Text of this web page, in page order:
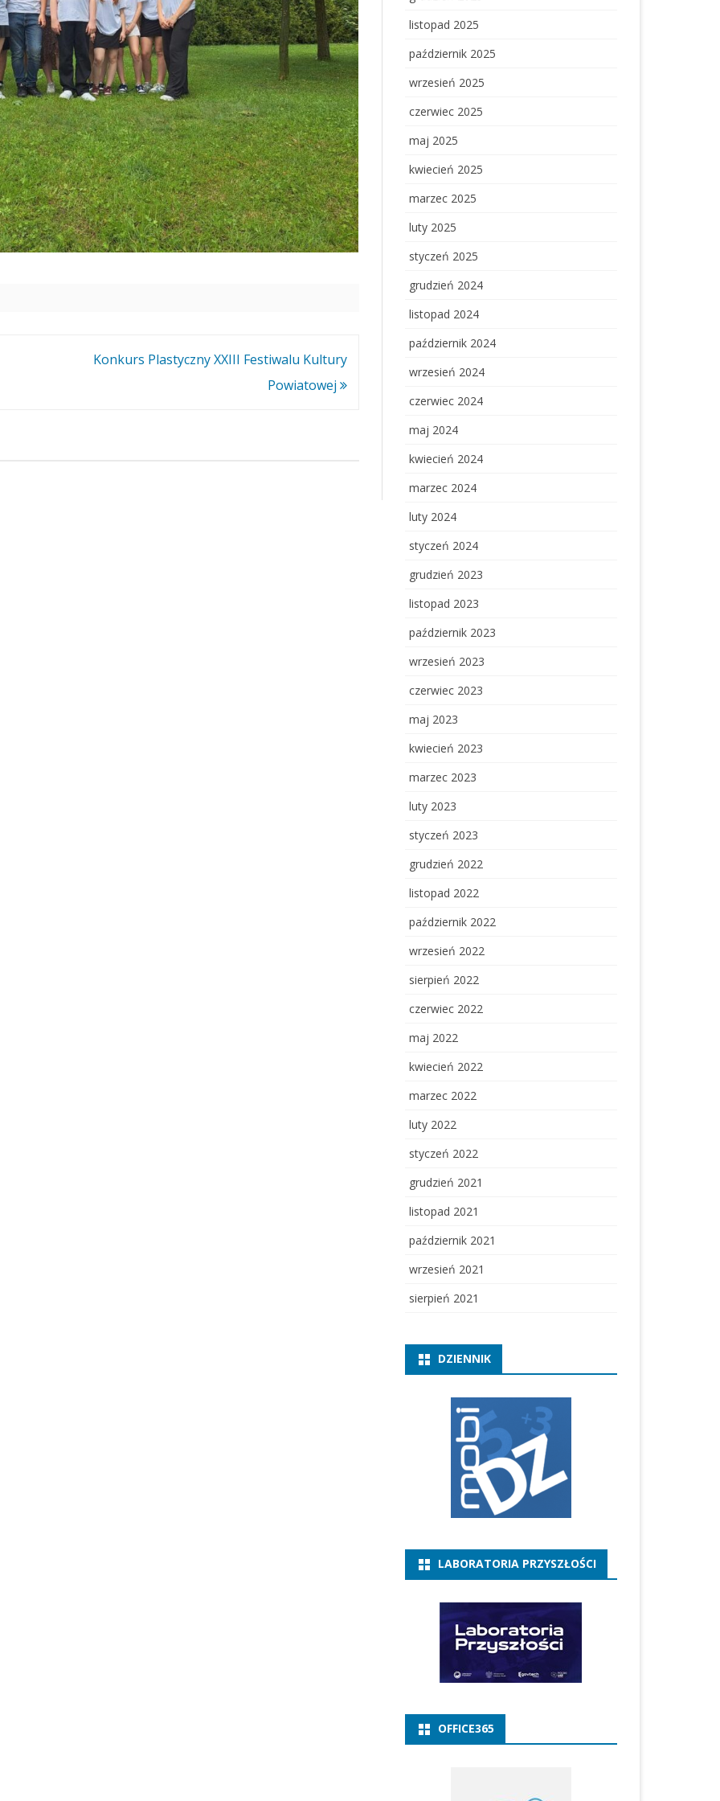
W
INFORMACJA O WYNIKACH
NABORU NA WOLNE
STANOWISKO URZĘDNICZE
GŁÓWNEGO KSIĘGOWEGO
Konkurs Plastyczny XXIII Festiwalu Kultury
Powiatowej
listopad 2025
październik 2025
wrzesień 2025
czerwiec 2025
maj 2025
kwiecień 2025
marzec 2025
luty 2025
styczeń 2025
grudzień 2024
listopad 2024
październik 2024
wrzesień 2024
czerwiec 2024
maj 2024
kwiecień 2024
marzec 2024
luty 2024
styczeń 2024
grudzień 2023
listopad 2023
październik 2023
wrzesień 2023
czerwiec 2023
maj 2023
kwiecień 2023
marzec 2023
luty 2023
styczeń 2023
grudzień 2022
listopad 2022
październik 2022
wrzesień 2022
sierpień 2022
czerwiec 2022
maj 2022
kwiecień 2022
marzec 2022
luty 2022
styczeń 2022
grudzień 2021
listopad 2021
październik 2021
wrzesień 2021
sierpień 2021
DZIENNIK
LABORATORIA PRZYSZŁOŚCI
OFFICE365